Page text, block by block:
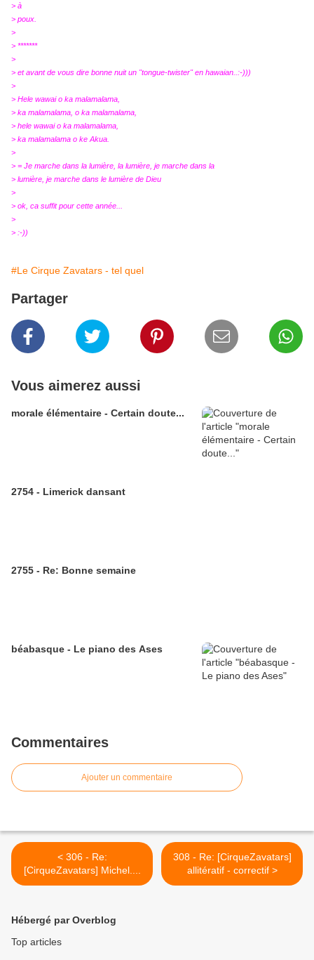
> à
> poux.
>
> *******
>
> et avant de vous dire bonne nuit un "tongue-twister" en hawaian..:-)))
>
> Hele wawai o ka malamalama,
> ka malamalama, o ka malamalama,
> hele wawai o ka malamalama,
> ka malamalama o ke Akua.
>
> = Je marche dans la lumière, la lumière, je marche dans la
> lumière, je marche dans le lumière de Dieu
>
> ok, ca suffit pour cette année...
>
> :-))
#Le Cirque Zavatars - tel quel
Partager
Vous aimerez aussi
morale élémentaire - Certain doute...
2754 - Limerick dansant
2755 - Re: Bonne semaine
béabasque - Le piano des Ases
Commentaires
Ajouter un commentaire
< 306 - Re:
[CirqueZavatars] Michel....
308 - Re: [CirqueZavatars]
allitératif - correctif >
Hébergé par Overblog
Top articles